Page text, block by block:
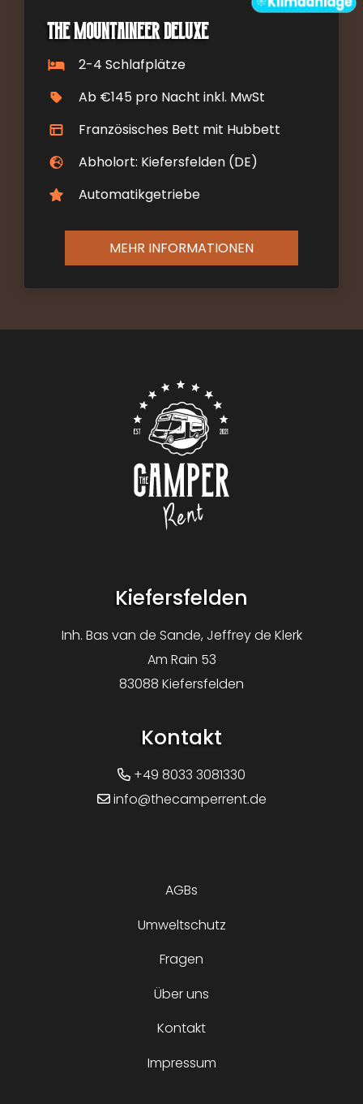
The Mountaineer DELUXE
2-4 Schlafplätze
Ab €145 pro Nacht inkl. MwSt
Französisches Bett mit Hubbett
Abholort: Kiefersfelden (DE)
Automatikgetriebe
MEHR INFORMATIONEN
Kiefersfelden
Inh. Bas van de Sande, Jeffrey de Klerk
Am Rain 53
83088 Kiefersfelden
Kontakt
+49 8033 3081330
info@thecamperrent.de
AGBs
Umweltschutz
Fragen
Über uns
Kontakt
Impressum